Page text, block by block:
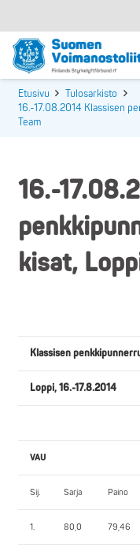
Etusivu
Tulosarkisto
16.-17.08.2014 Klassisen
Team
16.-
kisat,
Klassisen
Loppi, 16.-17.8.2014
VAU
Sij. Sarja Paino
1. 80,0 79,46